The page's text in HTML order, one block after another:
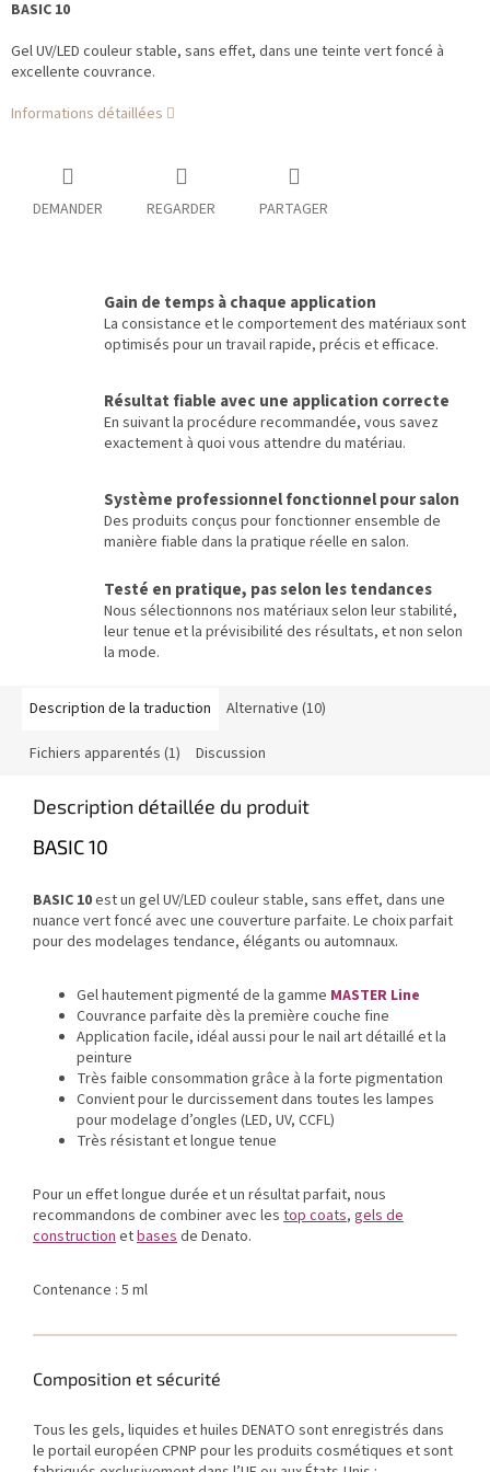
BASIC 10
Gel UV/LED couleur stable, sans effet, dans une teinte vert foncé à
excellente couvrance.
Informations détaillées
DEMANDER REGARDER PARTAGER
Gain de temps à chaque application
La consistance et le comportement des matériaux sont
optimisés pour un travail rapide, précis et efficace.
Résultat fiable avec une application correcte
En suivant la procédure recommandée, vous savez
exactement à quoi vous attendre du matériau.
Système professionnel fonctionnel pour salon
Des produits conçus pour fonctionner ensemble de
manière fiable dans la pratique réelle en salon.
Testé en pratique, pas selon les tendances
Nous sélectionnons nos matériaux selon leur stabilité,
leur tenue et la prévisibilité des résultats, et non selon
la mode.
Description de la traduction Alternative (10)
Fichiers apparentés (1) Discussion
Description détaillée du produit
BASIC 10
BASIC 10est un gel UV/LED couleur stable, sans effet, dans une
nuance vert foncé avec une couverture parfaite. Le choix parfait
pour des modelages tendance, élégants ou automnaux.
Gel hautement pigmenté de la gamme MASTER Line
Couvrance parfaite dès la première couche fine
Application facile, idéal aussi pour le nail art détaillé et la
peinture
Très faible consommation grâce à la forte pigmentation
Convient pour le durcissement dans toutes les lampes
pour modelage d’ongles (LED, UV, CCFL)
Très résistant et longue tenue
Pour un effet longue durée et un résultat parfait, nous
recommandons de combiner avec les top coats, gels de
constructionetbasesde Denato.
Contenance : 5 ml
Composition et sécurité
Tous les gels, liquides et huiles DENATO sont enregistrés dans
le portail européen CPNP pour les produits cosmétiques et sont